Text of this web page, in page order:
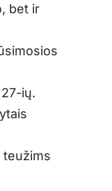
bet ir
ių.
teužims